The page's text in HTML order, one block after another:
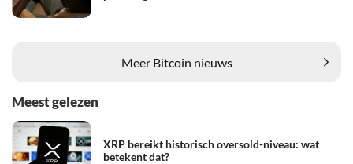
Meer Bitcoin nieuws
Meest gelezen
XRP bereikt historisch oversold-niveau: wat
betekent dat?